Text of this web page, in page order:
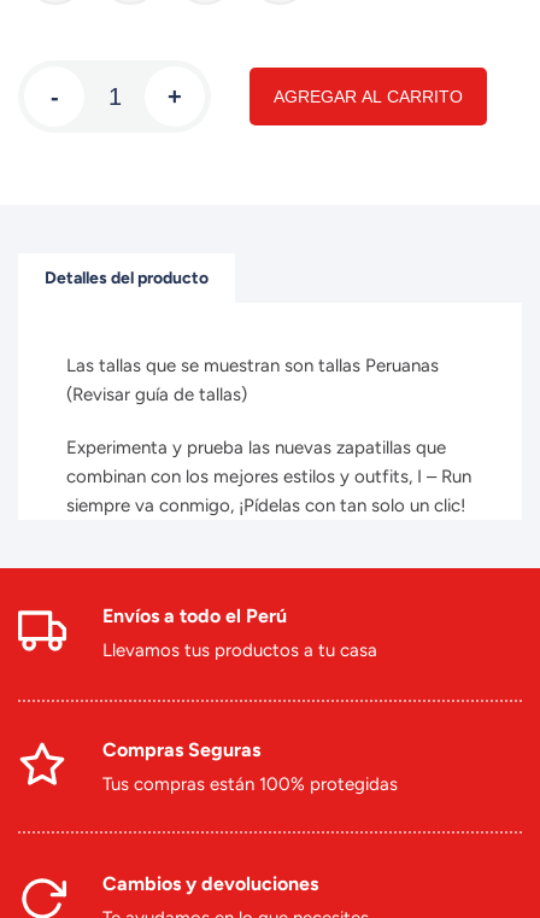
- + AGREGAR AL CARRITO
Detalles del producto
Las tallas que se muestran son tallas Peruanas
(Revisar guía de tallas)
Experimenta y prueba las nuevas zapatillas que
combinan con los mejores estilos y outfits, I – Run
siempre va conmigo, ¡Pídelas con tan solo un clic!
Envíos a todo el Perú
Llevamos tus productos a tu casa
Compras Seguras
Tus compras están 100% protegidas
Cambios y devoluciones